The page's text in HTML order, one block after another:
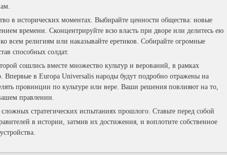
в исторических моментах. Выбирайте ценности общества: новые
времени. Сконцентрируйте всю власть при дворе или делитесь ею
всем религиям или наказывайте еретиков. Собирайте огромные
способных солдат.
сошлись вместе множество культур и верований, в рамках
в Europa Universalis народы будут подробно отражены на
провинции по культуре или вере. Ваши решения повлияют на то,
правлении.
стратегических испытаниях прошлого. Ставьте перед собой
в истории, затмив их достижения, и воплотите собственное